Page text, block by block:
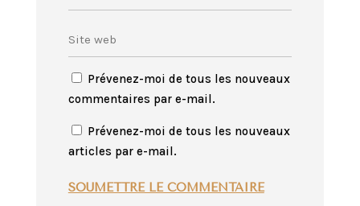
Prévenez-moi de tous les nouveaux
commentaires par e-mail.
Prévenez-moi de tous les nouveaux
articles par e-mail.
SOUMETTRE LE COMMENTAIRE